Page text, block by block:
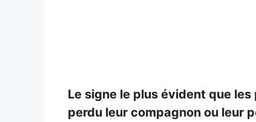
Le signe le plus évident que
perdu leur compagnon ou leur